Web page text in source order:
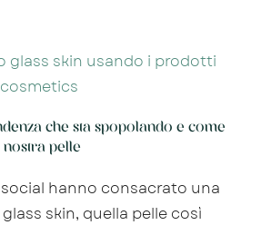
che sta spopolando e come
pelle
hanno consacrato una
skin, quella pelle così